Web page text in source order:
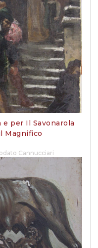
per Il Savonarola
Magnifico
Cannucciari